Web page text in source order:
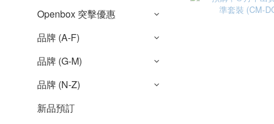
Openbox 突擊優惠
品牌 (A-F)
品牌 (G-M)
品牌 (N-Z)
新品預訂